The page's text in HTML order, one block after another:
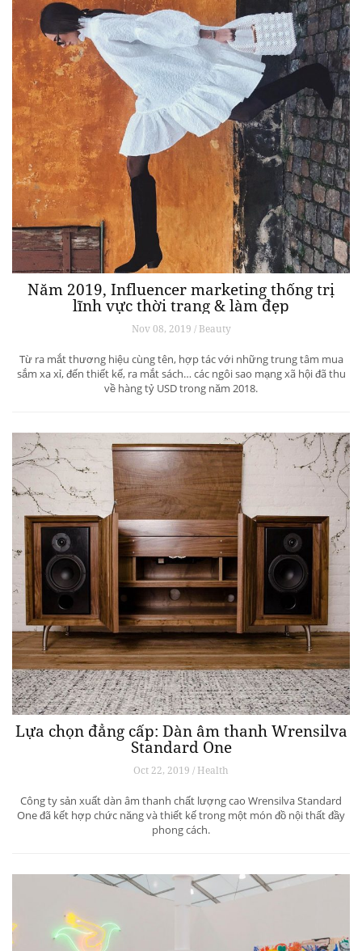
Năm 2019, Influencer marketing thống trị
lĩnh vực thời trang & làm đẹp
Nov 08, 2019 / Beauty
Từ ra mắt thương hiệu cùng tên, hợp tác với những trung tâm mua
sắm xa xỉ, đến thiết kế, ra mắt sách… các ngôi sao mạng xã hội đã thu
về hàng tỷ USD trong năm 2018.
Lựa chọn đẳng cấp: Dàn âm thanh Wrensilva
Standard One
Oct 22, 2019 / Health
Công ty sản xuất dàn âm thanh chất lượng cao Wrensilva Standard
One đã kết hợp chức năng và thiết kế trong một món đồ nội thất đầy
phong cách.